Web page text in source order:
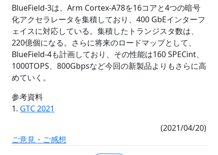
BlueField-3は、Arm Cortex-A78を16コアと4つの暗号
化アクセラレータを集積しており、400 GbEインターフ
ェイスに対応している。集積したトランジスタ数は、
220億個になる。さらに将来のロードマップとして、
BlueField-4も計画しており、その性能は160 SPECint、
1000TOPS、800Gbpsなど今回の新製品よりもさらに高
めていく。
参考資料
1. GTC 2021
(2021/04/20)
ご意見・ご感想